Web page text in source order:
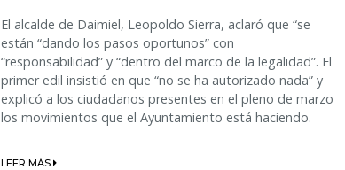
El alcalde de Daimiel, Leopoldo Sierra, aclaró que “se
están “dando los pasos oportunos” con
“responsabilidad” y “dentro del marco de la legalidad”. El
primer edil insistió en que “no se ha autorizado nada” y
explicó a los ciudadanos presentes en el pleno de marzo
los movimientos que el Ayuntamiento está haciendo.
LEER MÁS